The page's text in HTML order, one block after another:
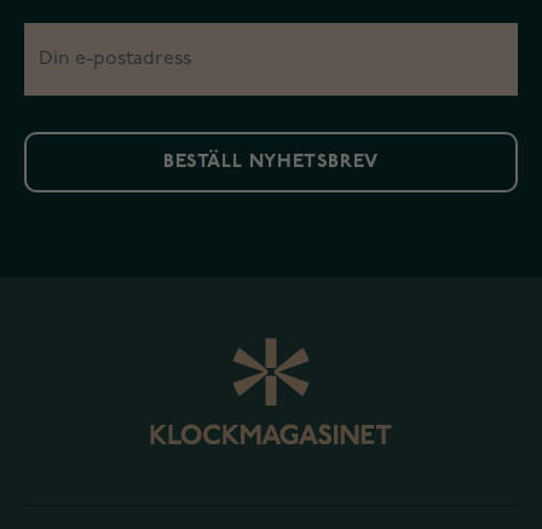
BESTÄLL NYHETSBREV